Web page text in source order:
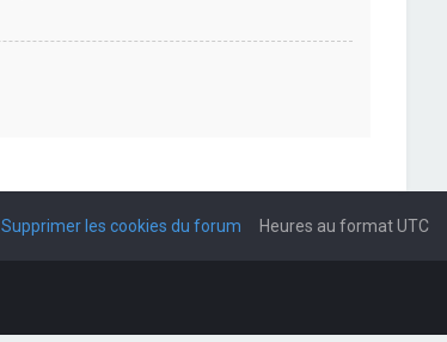
Heures au formatUTC
Supprimer les cookies du forum